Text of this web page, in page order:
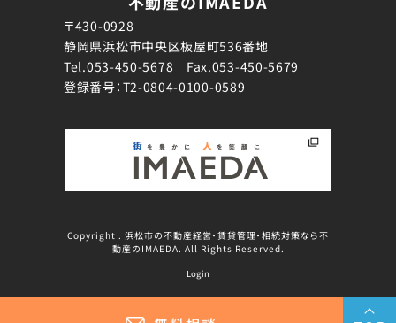
〒430-0928
静岡県浜松市中央区板屋町536番地
Tel.053-450-5678 Fax.053-450-5679
登録番号：T2-0804-0100-0589
Copyright . 浜松市の不動産経営・賃貸管理・相続対策なら不
動産のIMAEDA. All Rights Reserved.
Login